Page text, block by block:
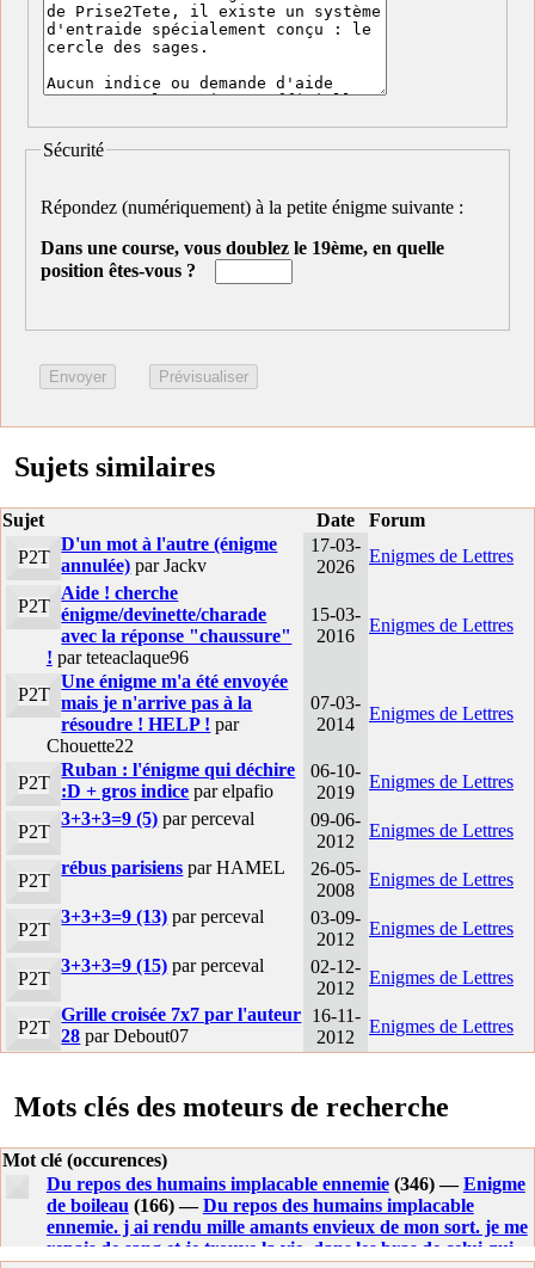
Sécurité
Répondez (numériquement) à la petite énigme suivante :
Dans une course, vous doublez le 19ème, en quelle
position êtes-vous ?
Sujets similaires
Sujet Date
Forum
P2T
D'un mot à l'autre (énigme
annulée) par Jackv
17-03-
2026
Enigmes de Lettres
P2T
Aide ! cherche
énigme/devinette/charade
avec la réponse "chaussure"
! par teteaclaque96
15-03-
2016
Enigmes de Lettres
P2T
Une énigme m'a été envoyée
mais je n'arrive pas à la
résoudre ! HELP ! par
Chouette22
07-03-
2014
Enigmes de Lettres
P2T
Ruban : l'énigme qui déchire
:D + gros indice par elpafio
06-10-
2019
Enigmes de Lettres
P2T
3+3+3=9 (5) par perceval
09-06-
2012
Enigmes de Lettres
P2T
rébus parisiens par HAMEL
26-05-
2008
Enigmes de Lettres
P2T
3+3+3=9 (13) par perceval
03-09-
2012
Enigmes de Lettres
P2T
3+3+3=9 (15) par perceval
02-12-
2012
Enigmes de Lettres
P2T
Grille croisée 7x7 par l'auteur
28 par Debout07
16-11-
2012
Enigmes de Lettres
Mots clés des moteurs de recherche
Mot clé (occurences)
Du repos des humains implacable ennemie(346) —Enigme
de boileau (166) —Du repos des humains implacable
ennemie. j ai rendu mille amants envieux de mon sort. je me
repais de sang et je trouve la vie. dans les bras de celui qui